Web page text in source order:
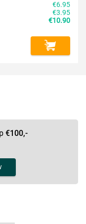
€6.95
€3.95
€10.90
€100,-